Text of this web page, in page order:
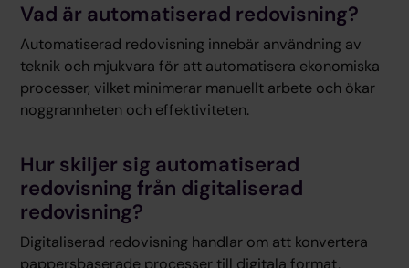
Vad är automatiserad redovisning?
Automatiserad redovisning innebär användning av
teknik och mjukvara för att automatisera ekonomiska
processer, vilket minimerar manuellt arbete och ökar
noggrannheten och effektiviteten.
Hur skiljer sig automatiserad
redovisning från digitaliserad
redovisning?
Digitaliserad redovisning handlar om att konvertera
pappersbaserade processer till digitala format,